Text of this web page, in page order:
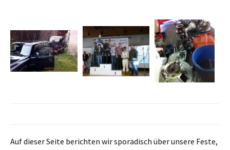
Auf dieser Seite berichten wir sporadisch über unsere Feste,